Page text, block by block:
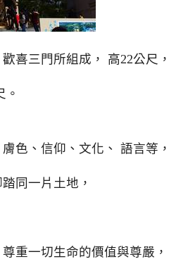
喜三門所組成， 高22公尺，
色、信仰、文化、 語言等，
同一片土地，
重一切生命的價值與尊嚴，